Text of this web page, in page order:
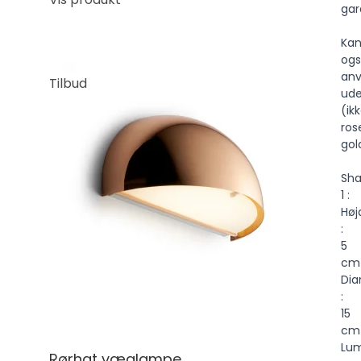
Tilbud
Kan
1 :
:
5
cm
:
15
cm